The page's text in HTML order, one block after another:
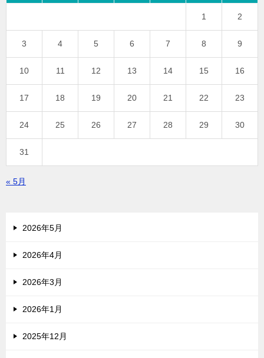
1 2
3 4 5 6 7 8 9
10 11 12 13 14 15 16
17 18 19 20 21 22 23
24 25 26 27 28 29 30
31
« 5月
2026年5月
2026年4月
2026年3月
2026年1月
2025年12月